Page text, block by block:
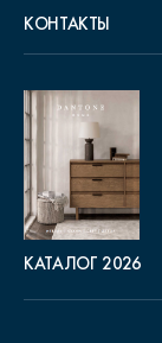
КОНТАКТЫ
КАТАЛОГ 2026